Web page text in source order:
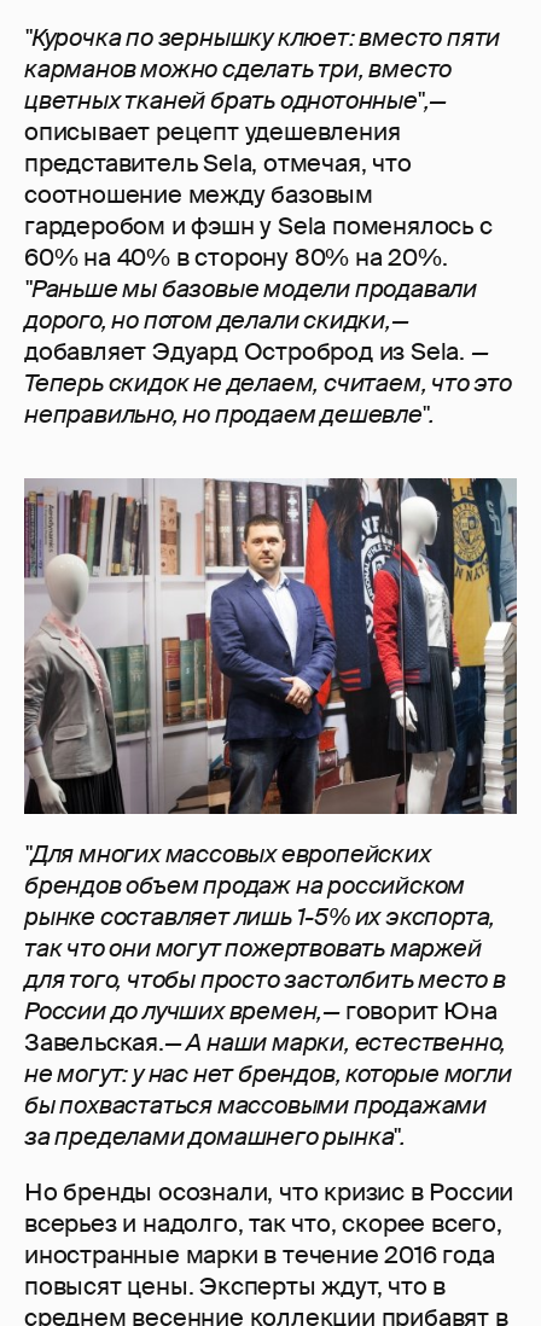
"Курочка по зернышку клюет: вместо пяти
карманов можно сделать три, вместо
цветных тканей брать однотонные",—
описывает рецепт удешевления
представитель Sela, отмечая, что
соотношение между базовым
гардеробом и фэшн у Sela поменялось с
60% на 40% в сторону 80% на 20%.
"Раньше мы базовые модели продавали
дорого, но потом делали скидки,—
добавляет Эдуард Остроброд из Sela. —
Теперь скидок не делаем, считаем, что это
неправильно, но продаем дешевле".
"Для многих массовых европейских
брендов объем продаж на российском
рынке составляет лишь 1-5% их экспорта,
так что они могут пожертвовать маржей
для того, чтобы просто застолбить место в
России до лучших времен,—говорит Юна
Завельская.— А наши марки, естественно,
не могут: у нас нет брендов, которые могли
бы похвастаться массовыми продажами
за пределами домашнего рынка".
Но бренды осознали, что кризис в России
всерьез и надолго, так что, скорее всего,
иностранные марки в течение 2016 года
повысят цены. Эксперты ждут, что в
среднем весенние коллекции прибавят в